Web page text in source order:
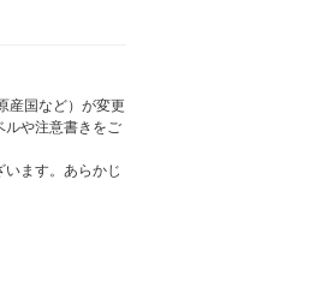
産国など）が変更
ルや注意書きをご
ます。あらかじ